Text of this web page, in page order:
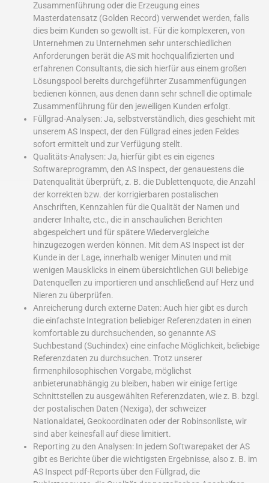
Zusammenführung oder die Erzeugung eines
Masterdatensatz (Golden Record) verwendet werden, falls
dies beim Kunden so gewollt ist. Für die komplexeren, von
Unternehmen zu Unternehmen sehr unterschiedlichen
Anforderungen berät die AS mit hochqualifizierten und
erfahrenen Consultants, die sich hierfür aus einem großen
Lösungspool bereits durchgeführter Zusammenfügungen
bedienen können, aus denen dann sehr schnell die optimale
Zusammenführung für den jeweiligen Kunden erfolgt.
Füllgrad-Analysen: Ja, selbstverständlich, dies geschieht mit
unserem AS Inspect, der den Füllgrad eines jeden Feldes
sofort ermittelt und zur Verfügung stellt.
Qualitäts-Analysen: Ja, hierfür gibt es ein eigenes
Softwareprogramm, den AS Inspect, der genauestens die
Datenqualität überprüft, z. B. die Dublettenquote, die Anzahl
der korrekten bzw. der korrigierbaren postalischen
Anschriften, Kennzahlen für die Qualität der Namen und
anderer Inhalte, etc., die in anschaulichen Berichten
abgespeichert und für spätere Wiedervergleiche
hinzugezogen werden können. Mit dem AS Inspect ist der
Kunde in der Lage, innerhalb weniger Minuten und mit
wenigen Mausklicks in einem übersichtlichen GUI beliebige
Datenquellen zu importieren und anschließend auf Herz und
Nieren zu überprüfen.
Anreicherung durch externe Daten: Auch hier gibt es durch
die einfachste Integration beliebiger Referenzdaten in einen
komfortable zu durchsuchenden, so genannte AS
Suchbestand (Suchindex) eine einfache Möglichkeit, beliebige
Referenzdaten zu durchsuchen. Trotz unserer
firmenphilosophischen Vorgabe, möglichst
anbieterunabhängig zu bleiben, haben wir einige fertige
Schnittstellen zu ausgewählten Referenzdaten, wie z. B. bzgl.
der postalischen Daten (Nexiga), der schweizer
Nationaldatei, Geokoordinaten oder der Robinsonliste, wir
sind aber keinesfall auf diese limitiert.
Reporting zu den Analysen: In jedem Softwarepaket der AS
gibt es Berichte über die wichtigsten Ergebnisse, also z. B. im
AS Inspect pdf-Reports über den Füllgrad, die